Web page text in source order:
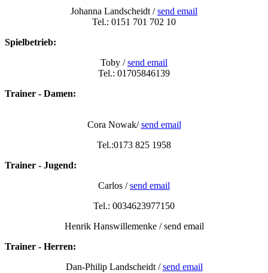
Johanna Landscheidt /send email
Tel.: 0151 701 702 10
Spielbetrieb:
Toby /send email
Tel.: 01705846139
Trainer - Damen:
Cora Nowak/send email
Tel.:0173 825 1958
Trainer - Jugend:
Carlos /send email
Tel.: 0034623977150
Henrik Hanswillemenke / send email
Trainer - Herren:
Dan-Philip Landscheidt /send email